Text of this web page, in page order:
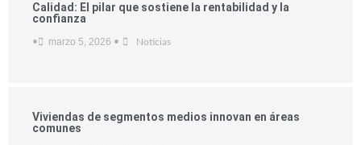
Calidad: El pilar que sostiene la rentabilidad y la
confianza
• marzo 5, 2026 • Noticias
Viviendas de segmentos medios innovan en áreas
comunes